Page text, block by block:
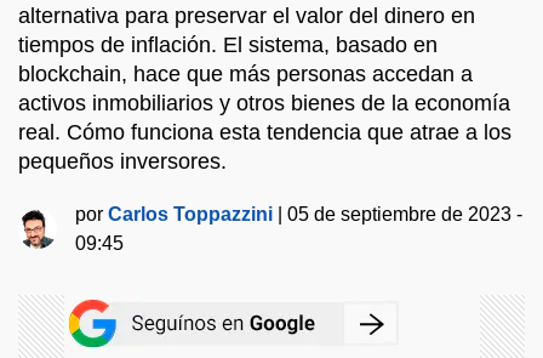
alternativa para preservar el valor del dinero en
tiempos de inflación. El sistema, basado en
blockchain, hace que más personas accedan a
activos inmobiliarios y otros bienes de la economía
real. Cómo funciona esta tendencia que atrae a los
pequeños inversores.
porCarlos Toppazzini |05 de septiembre de 2023 -
09:45